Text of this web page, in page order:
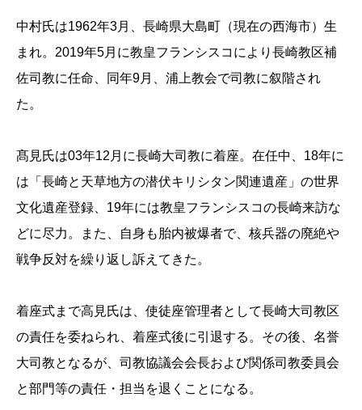
中村氏は1962年3月、長崎県大島町（現在の西海市）生
まれ。2019年5月に教皇フランシスコにより長崎教区補
佐司教に任命、同年9月、浦上教会で司教に叙階され
た。
髙見氏は03年12月に長崎大司教に着座。在任中、18年に
は「長崎と天草地方の潜伏キリシタン関連遺産」の世界
文化遺産登録、19年には教皇フランシスコの長崎来訪な
どに尽力。また、自身も胎内被爆者で、核兵器の廃絶や
戦争反対を繰り返し訴えてきた。
着座式まで高見氏は、使徒座管理者として長崎大司教区
の責任を委ねられ、着座式後に引退する。その後、名誉
大司教となるが、司教協議会会長および関係司教委員会
と部門等の責任・担当を退くことになる。